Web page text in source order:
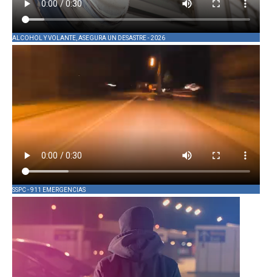
ALCOHOL Y VOLANTE, ASEGURA UN DESASTRE - 2026
SSPC - 911 EMERGENCIAS